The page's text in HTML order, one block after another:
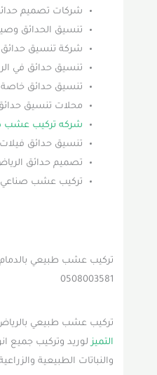
شركات تصميم
تنسيق الحدائق
شركة تنسيق حدائق
تنسيق حدائق في
تنسيق حدائق خاصة
محلات تنسيق
شركه تركيب عشب
تنسيق حدائق
تصميم حدائق
تركيب عشب صناعي
تركيب عشب طبيعي بالدمام
0508003581
تركيب عشب طبيعي بالرياض
التميزلوريد وتركيب جميع
والنباتات الطبيعية